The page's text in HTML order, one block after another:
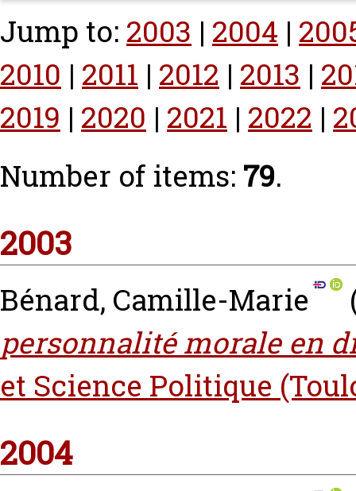
Jump to: 2003 | 2004 |
2010 | 2011 | 2012 | 2013 |
2019 | 2020 | 2021 | 2022 |
Number of items: 79.
2003
Bénard, Camille-Marie
personnalité morale en
et Science Politique
2004